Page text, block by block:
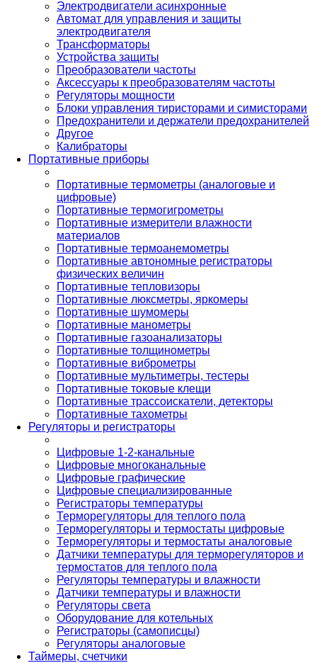
Электродвигатели асинхронные
Автомат для управления и защиты
электродвигателя
Трансформаторы
Устройства защиты
Преобразователи частоты
Аксессуары к преобразователям частоты
Регуляторы мощности
Блоки управления тиристорами и симисторами
Предохранители и держатели предохранителей
Другое
Калибраторы
Портативные приборы
Портативные термометры (аналоговые и
цифровые)
Портативные термогигрометры
Портативные измерители влажности
материалов
Портативные термоанемометры
Портативные автономные регистраторы
физических величин
Портативные тепловизоры
Портативные люксметры, яркомеры
Портативные шумомеры
Портативные манометры
Портативные газоанализаторы
Портативные толщинометры
Портативные виброметры
Портативные мультиметры, тестеры
Портативные токовые клещи
Портативные трассоискатели, детекторы
Портативные тахометры
Регуляторы и регистраторы
Цифровые 1-2-канальные
Цифровые многоканальные
Цифровые графические
Цифровые специализированные
Регистраторы температуры
Терморегуляторы для теплого пола
Терморегуляторы и термостаты цифровые
Терморегуляторы и термостаты аналоговые
Датчики температуры для терморегуляторов и
термостатов для теплого пола
Регуляторы температуры и влажности
Датчики температуры и влажности
Регуляторы света
Оборудование для котельных
Регистраторы (самописцы)
Регуляторы аналоговые
Таймеры, счетчики